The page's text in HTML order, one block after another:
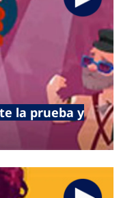
la prueba y